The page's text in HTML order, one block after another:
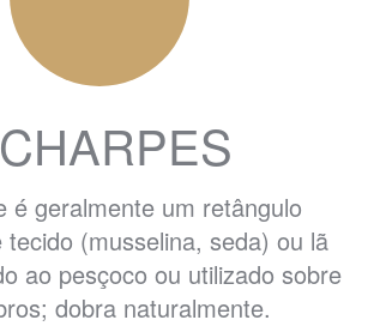
é geralmente um retângulo
tecido (musselina, seda) ou lã
ao pesçoco ou utilizado sobre
dobra naturalmente.